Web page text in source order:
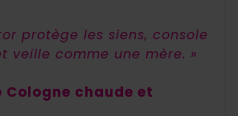
protège les siens, console
veille comme une mère. »
Cologne chaude et